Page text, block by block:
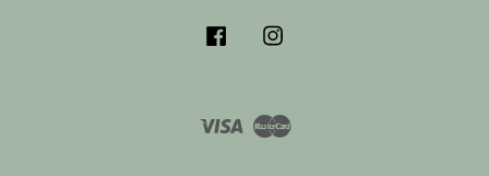
Facebook
Visa Master